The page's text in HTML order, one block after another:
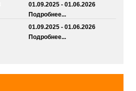
01.09.2025 - 01.06.2026
Подробнее...
01.09.2025 - 01.06.2026
Подробнее...